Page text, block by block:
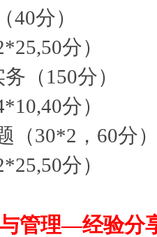
40分）
分）
（150分）
分）
（30*2，60分
分）
管理—经验分